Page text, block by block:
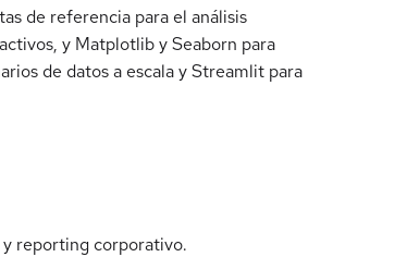
de referencia para el análisis
y Matplotlib y Seaborn para
de datos a escala y Streamlit para
reporting corporativo.